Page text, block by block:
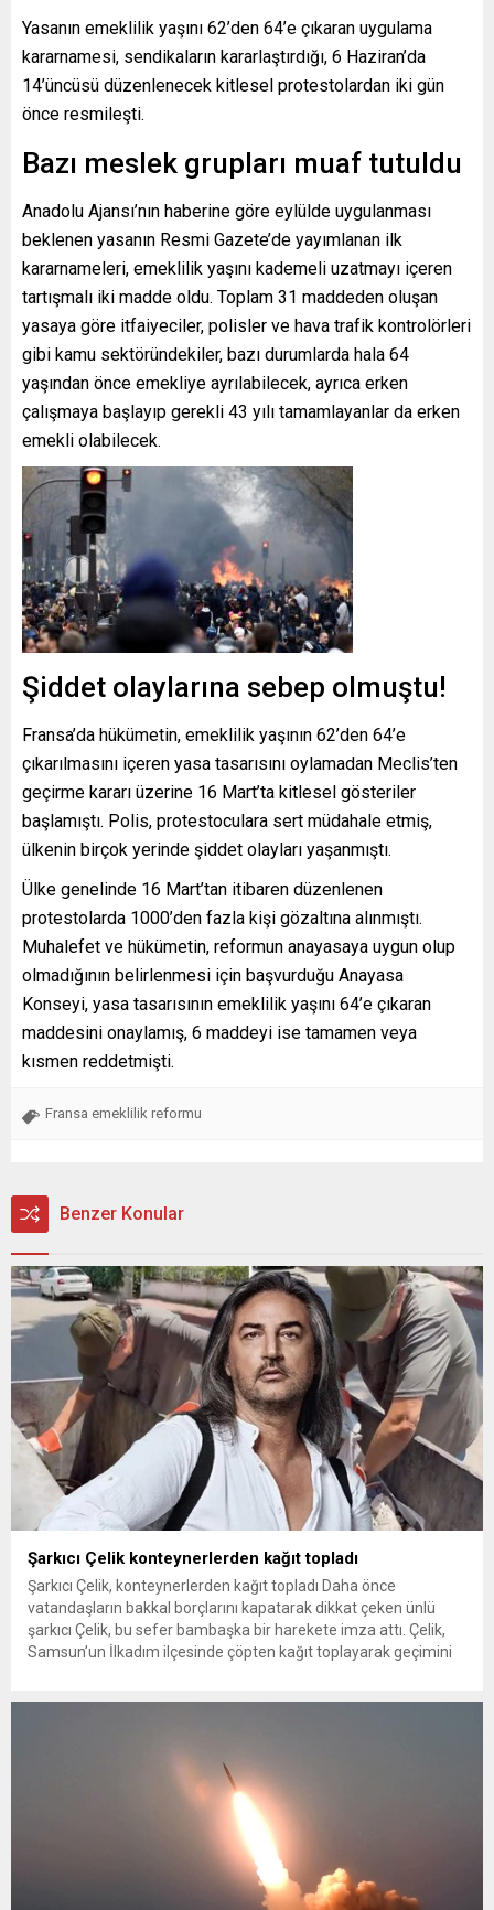
Yasanın emeklilik yaşını 62’den 64’e çıkaran uygulama
kararnamesi, sendikaların kararlaştırdığı, 6 Haziran’da
14’üncüsü düzenlenecek kitlesel protestolardan iki gün
önce resmileşti.
Bazı meslek grupları muaf tutuldu
Anadolu Ajansı’nın haberine göre eylülde uygulanması
beklenen yasanın Resmi Gazete’de yayımlanan ilk
kararnameleri, emeklilik yaşını kademeli uzatmayı içeren
tartışmalı iki madde oldu. Toplam 31 maddeden oluşan
yasaya göre itfaiyeciler, polisler ve hava trafik kontrolörleri
gibi kamu sektöründekiler, bazı durumlarda hala 64
yaşından önce emekliye ayrılabilecek, ayrıca erken
çalışmaya başlayıp gerekli 43 yılı tamamlayanlar da erken
emekli olabilecek.
Şiddet olaylarına sebep olmuştu!
Fransa’da hükümetin, emeklilik yaşının 62’den 64’e
çıkarılmasını içeren yasa tasarısını oylamadan Meclis’ten
geçirme kararı üzerine 16 Mart’ta kitlesel gösteriler
başlamıştı. Polis, protestoculara sert müdahale etmiş,
ülkenin birçok yerinde şiddet olayları yaşanmıştı.
Ülke genelinde 16 Mart’tan itibaren düzenlenen
protestolarda 1000’den fazla kişi gözaltına alınmıştı.
Muhalefet ve hükümetin, reformun anayasaya uygun olup
olmadığının belirlenmesi için başvurduğu Anayasa
Konseyi, yasa tasarısının emeklilik yaşını 64’e çıkaran
maddesini onaylamış, 6 maddeyi ise tamamen veya
kısmen reddetmişti.
Fransa emeklilik reformu
Benzer Konular
Şarkıcı Çelik konteynerlerden kağıt topladı
Şarkıcı Çelik, konteynerlerden kağıt topladı Daha önce
vatandaşların bakkal borçlarını kapatarak dikkat çeken ünlü
şarkıcı Çelik, bu sefer bambaşka bir harekete imza attı. Çelik,
Samsun’un İlkadım ilçesinde çöpten kağıt toplayarak geçimini